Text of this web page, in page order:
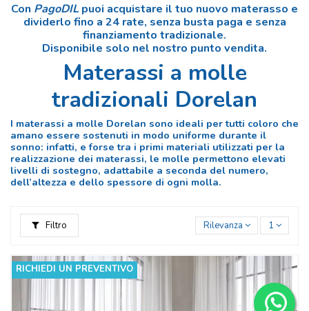
Con PagoDIL puoi acquistare il tuo nuovo materasso e
dividerlo fino a 24 rate, senza busta paga e senza
finanziamento tradizionale.
Disponibile solo nel nostro punto vendita.
Materassi a molle
tradizionali Dorelan
I materassi a molle Dorelan sono ideali per tutti coloro che
amano essere sostenuti in modo uniforme durante il
sonno: infatti, e forse tra i primi materiali utilizzati per la
realizzazione dei materassi, le molle permettono elevati
livelli di sostegno, adattabile a seconda del numero,
dell’altezza e dello spessore di ogni molla.
Filtro Rilevanza 1
RICHIEDI UN PREVENTIVO